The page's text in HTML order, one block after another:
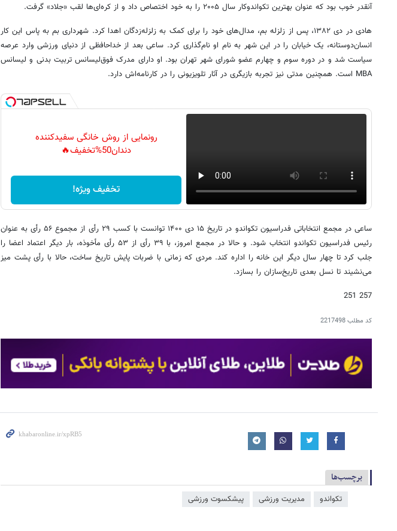
آنقدر خوب بود که عنوان بهترین تکواندوکار سال ۲۰۰۵ را به خود اختصاص داد و از کره‌ای‌ها لقب «جلاد» گرفت.
هادی در دی ۱۳۸۲، پس از زلزله بم، مدال‌های خود را برای کمک به زلزله‌زدگان اهدا کرد. شهرداری بم به پاس این کار
انسان‌دوستانه، یک خیابان را در این شهر به نام او نام‌گذاری کرد. ساعی بعد از خداحافظی از دنیای ورزشی وارد عرصه
سیاست شد و در دوره سوم و چهارم عضو شورای شهر تهران بود. او دارای مدرک فوق‌لیسانس تربیت بدنی و لیسانس
MBA است. همچنین مدتی نیز تجربه بازیگری در آثار تلویزیونی را در کارنامه‌اش دارد.
رونمایی از روش خانگی سفیدکننده
دندان50%تخفیف🔥
تخفیف ویژه!
ساعی در مجمع انتخاباتی فدراسیون تکواندو در تاریخ ۱۵ دی ۱۴۰۰ توانست با کسب ۲۹ رأی از مجموع ۵۶ رأی به عنوان
رئیس فدراسیون تکواندو انتخاب شود. و حالا در مجمع امروز، با ۳۹ رأی از ۵۳ رأی مأخوذه، بار دیگر اعتماد اعضا را
جلب کرد تا چهار سال دیگر این خانه را اداره کند. مردی که زمانی با ضربات پایش تاریخ ساخت، حالا با رأی پشت میز
می‌نشیند تا نسل بعدی تاریخ‌سازان را بسازد.
257 251
کد مطلب2217498
برچسب‌ها
تکواندو مدیریت ورزشی پیشکسوت ورزشی